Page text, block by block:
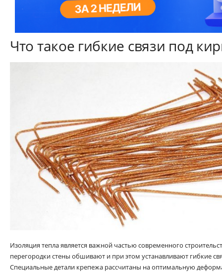
Что такое гибкие связи под
Изоляция тепла является важной частью современного
перегородки стены обшивают и при этом устанавливают гибкие
Специальные детали крепежа рассчитаны на оптимальную